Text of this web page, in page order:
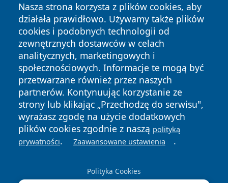
Nasza strona korzysta z plików cookies, aby
działała prawidłowo. Używamy także plików
cookies i podobnych technologii od
zewnętrznych dostawców w celach
analitycznych, marketingowych i
społecznościowych. Informacje te mogą być
przetwarzane również przez naszych
partnerów. Kontynuując korzystanie ze
strony lub klikając „Przechodzę do serwisu",
wyrażasz zgodę na użycie dodatkowych
plików cookies zgodnie z naszą polityką
prywatności. Zaawansowane ustawienia .
Polityka Cookies
Copyright © 2026 zywieconline.pl Wszystkie prawa
zastrzeżone.
News Autorzy
Polityka
Prywatności
Polityka
Cookies